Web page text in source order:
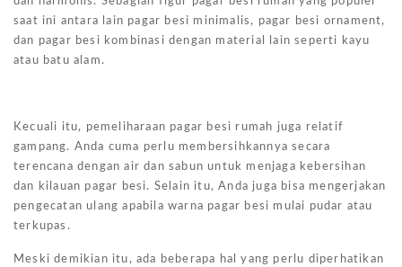
saat ini antara lain pagar besi minimalis, pagar besi ornament,
dan pagar besi kombinasi dengan material lain seperti kayu
atau batu alam.
Kecuali itu, pemeliharaan pagar besi rumah juga relatif
gampang. Anda cuma perlu membersihkannya secara
terencana dengan air dan sabun untuk menjaga kebersihan
dan kilauan pagar besi. Selain itu, Anda juga bisa mengerjakan
pengecatan ulang apabila warna pagar besi mulai pudar atau
terkupas.
Meski demikian itu, ada beberapa hal yang perlu diperhatikan